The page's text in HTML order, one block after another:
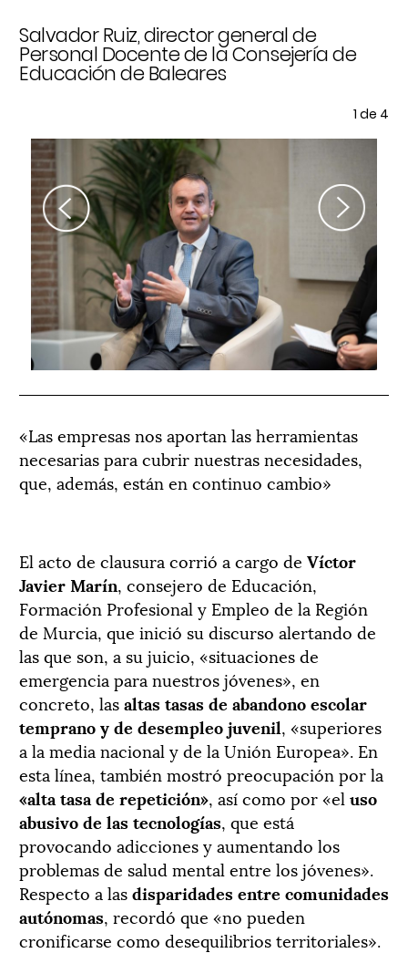
Previous
Salvador Ruiz, director general de
Personal Docente de la Consejería de
Educación de Baleares
1 de 4
«Las empresas nos aportan las herramientas
necesarias para cubrir nuestras necesidades,
que, además, están en continuo cambio»
Next
El acto de clausura corrió a cargo de Víctor
Javier Marín, consejero de Educación,
Formación Profesional y Empleo de la Región
de Murcia, que inició su discurso alertando de
las que son, a su juicio, «situaciones de
emergencia para nuestros jóvenes», en
concreto, lasaltas tasas de abandono escolar
temprano y de desempleo juvenil, «superiores
a la media nacional y de la Unión Europea». En
esta línea, también mostró preocupación por la
«alta tasa de repetición», así como por «el uso
abusivo de las tecnologías, que está
provocando adicciones y aumentando los
problemas de salud mental entre los jóvenes».
Respecto a lasdisparidades entre comunidades
autónomas, recordó que «no pueden
cronificarse como desequilibrios territoriales».